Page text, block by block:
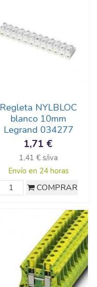
Regleta NYLBLOC
blanco 10mm
Legrand 034277
1,71 €
1,41 € s/iva
Envío en 24 horas
COMPRAR